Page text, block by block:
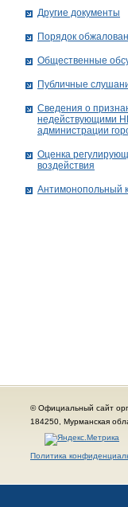
Другие документы
Порядок
Общественные
Публичные
Сведения о
недействующими
администрации
Оценка
воздействия
Антимонопольный
© Официальный сайт
184250, Мурманская
Политика